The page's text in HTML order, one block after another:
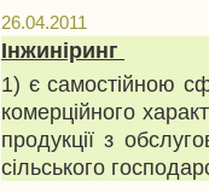
26.04.2011
Інжиніринг
1) є самостійною
комерційного
продукції з
сільського